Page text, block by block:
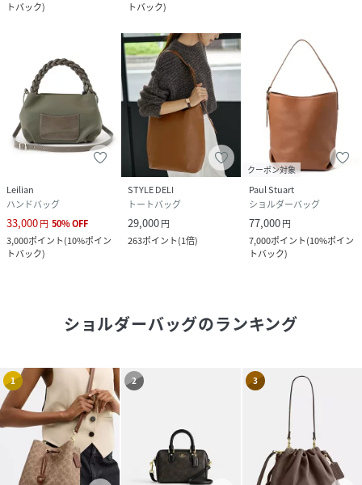
トバック)
トバック)
Leilian
ハンドバッグ
33,000円 50%OFF
3,000ポイント(10%ポイン
トバック)
STYLE DELI
トートバッグ
29,000円
263ポイント(1倍)
クーポン対象
Paul Stuart
ショルダーバッグ
77,000円
7,000ポイント(10%ポイン
トバック)
ショルダーバッグのランキング
1 2 3